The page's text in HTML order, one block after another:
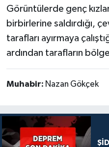
Görüntülerde genç
birbirlerine saldırdığı,
tarafları ayırmaya
ardından tarafların
Muhabir: Nazan Gökçek